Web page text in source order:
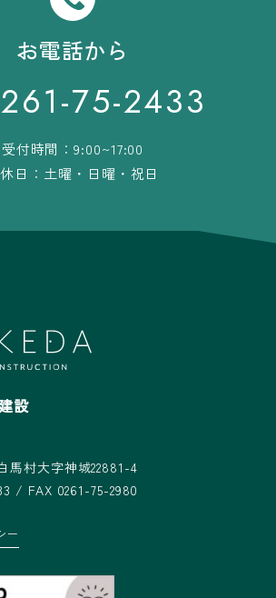
お電話から
75-2433
受付時間：9:00~17:00
日：土曜・日曜・祝日
設
馬村大字神城22881-4
/ FAX 0261-75-2980
ー